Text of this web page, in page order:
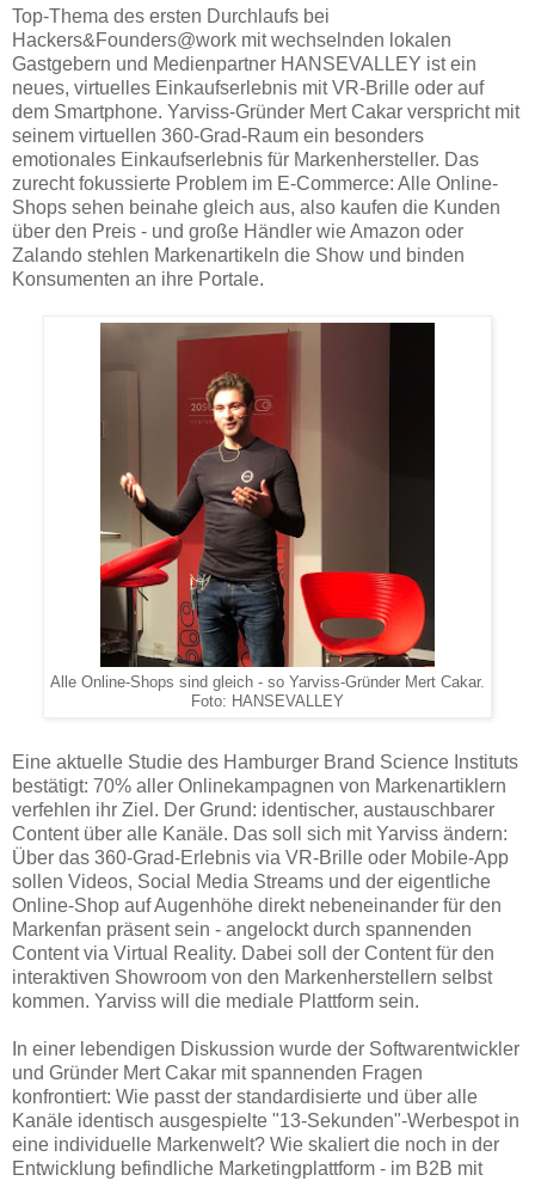
Top-Thema des ersten Durchlaufs bei
Hackers&Founders@work mit wechselnden lokalen
Gastgebern und Medienpartner HANSEVALLEY ist ein
neues, virtuelles Einkaufserlebnis mit VR-Brille oder auf
dem Smartphone. Yarviss-Gründer Mert Cakar verspricht mit
seinem virtuellen 360-Grad-Raum ein besonders
emotionales Einkaufserlebnis für Markenhersteller. Das
zurecht fokussierte Problem im E-Commerce: Alle Online-
Shops sehen beinahe gleich aus, also kaufen die Kunden
über den Preis - und große Händler wie Amazon oder
Zalando stehlen Markenartikeln die Show und binden
Konsumenten an ihre Portale.
Alle Online-Shops sind gleich - so Yarviss-Gründer Mert Cakar.
Foto: HANSEVALLEY
Eine aktuelle Studie des Hamburger Brand Science Instituts
bestätigt: 70% aller Onlinekampagnen von Markenartiklern
verfehlen ihr Ziel. Der Grund: identischer, austauschbarer
Content über alle Kanäle. Das soll sich mit Yarviss ändern:
Über das 360-Grad-Erlebnis via VR-Brille oder Mobile-App
sollen Videos, Social Media Streams und der eigentliche
Online-Shop auf Augenhöhe direkt nebeneinander für den
Markenfan präsent sein - angelockt durch spannenden
Content via Virtual Reality. Dabei soll der Content für den
interaktiven Showroom von den Markenherstellern selbst
kommen. Yarviss will die mediale Plattform sein.
In einer lebendigen Diskussion wurde der Softwarentwickler
und Gründer Mert Cakar mit spannenden Fragen
konfrontiert: Wie passt der standardisierte und über alle
Kanäle identisch ausgespielte "13-Sekunden"-Werbespot in
eine individuelle Markenwelt? Wie skaliert die noch in der
Entwicklung befindliche Marketingplattform - im B2B mit